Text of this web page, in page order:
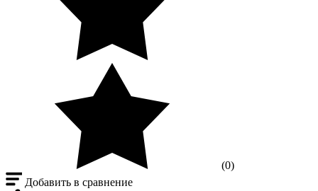
(0)
Добавить в сравнение